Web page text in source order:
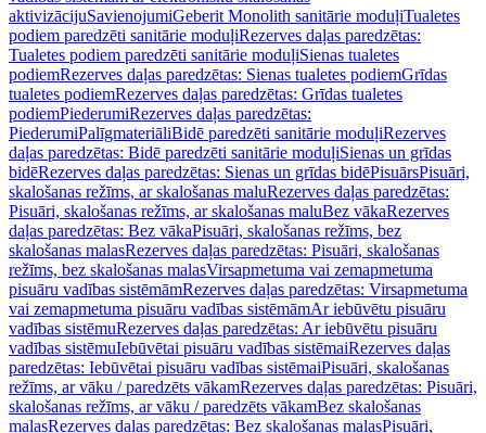
aktivizācijuSavienojumiGeberit Monolith sanitārie moduļiTualetes
podiem paredzēti sanitārie moduļiRezerves daļas paredzētas:
Tualetes podiem paredzēti sanitārie moduļiSienas tualetes
podiemRezerves daļas paredzētas: Sienas tualetes podiemGrīdas
tualetes podiemRezerves daļas paredzētas: Grīdas tualetes
podiemPiederumiRezerves daļas paredzētas:
PiederumiPalīgmateriāliBidē paredzēti sanitārie moduļiRezerves
daļas paredzētas: Bidē paredzēti sanitārie moduļiSienas un grīdas
bidēRezerves daļas paredzētas: Sienas un grīdas bidēPisuārsPisuāri,
skalošanas režīms, ar skalošanas maluRezerves daļas paredzētas:
Pisuāri, skalošanas režīms, ar skalošanas maluBez vākaRezerves
daļas paredzētas: Bez vākaPisuāri, skalošanas režīms, bez
skalošanas malasRezerves daļas paredzētas: Pisuāri, skalošanas
režīms, bez skalošanas malasVirsapmetuma vai zemapmetuma
pisuāru vadības sistēmāmRezerves daļas paredzētas: Virsapmetuma
vai zemapmetuma pisuāru vadības sistēmāmAr iebūvētu pisuāru
vadības sistēmuRezerves daļas paredzētas: Ar iebūvētu pisuāru
vadības sistēmuIebūvētai pisuāru vadības sistēmaiRezerves daļas
paredzētas: Iebūvētai pisuāru vadības sistēmaiPisuāri, skalošanas
režīms, ar vāku / paredzēts vākamRezerves daļas paredzētas: Pisuāri,
skalošanas režīms, ar vāku / paredzēts vākamBez skalošanas
malasRezerves daļas paredzētas: Bez skalošanas malasPisuāri,